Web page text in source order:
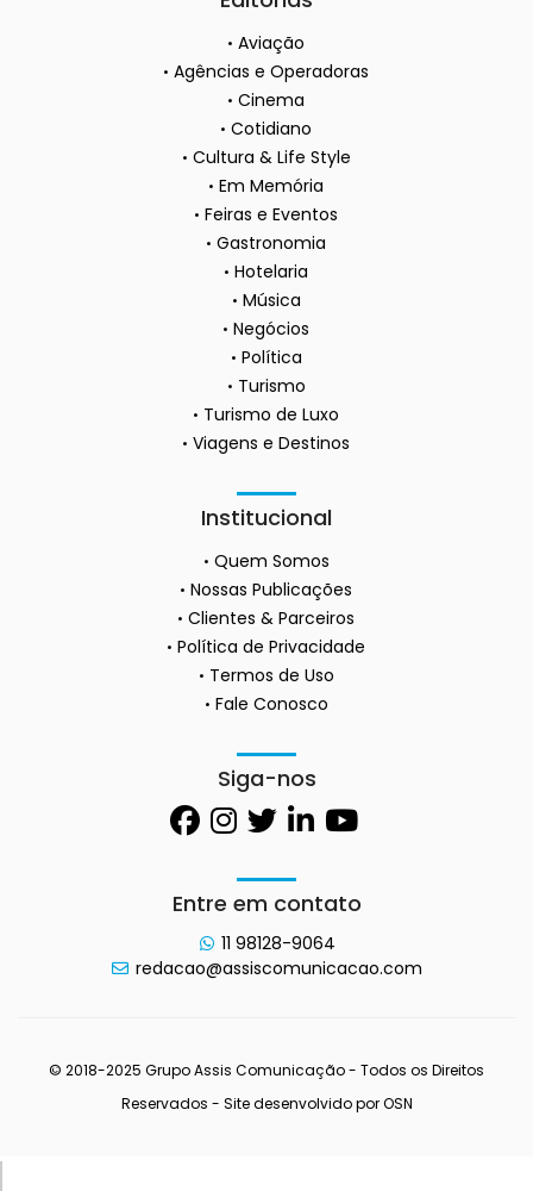
Aviação
Agências e Operadoras
Cinema
Cotidiano
Cultura & Life Style
Em Memória
Feiras e Eventos
Gastronomia
Hotelaria
Música
Negócios
Política
Turismo
Turismo de Luxo
Viagens e Destinos
Institucional
Quem Somos
Nossas Publicações
Clientes & Parceiros
Política de Privacidade
Termos de Uso
Fale Conosco
Siga-nos
Entre em contato
11 98128-9064
redacao@assiscomunicacao.com
© 2018-2025 Grupo Assis Comunicação - Todos os Direitos
Reservados - Site desenvolvido porOSN